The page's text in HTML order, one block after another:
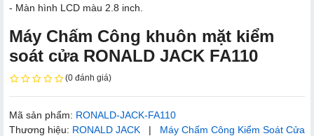
- Màn hình LCD màu 2.8 inch.
Máy Chấm Công khuôn mặt kiểm
soát cửa RONALD JACK FA110
(0 đánh giá)
Mã sản phẩm: RONALD-JACK-FA110
Thương hiệu: RONALD JACK | Máy Chấm Công Kiểm Soát Cửa